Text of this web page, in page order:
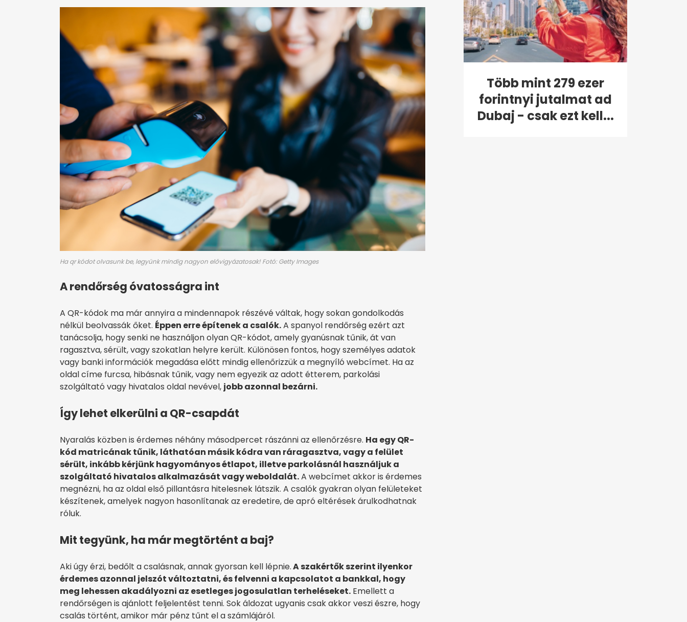
Ha qr kódot olvasunk be, legyünk mindig nagyon elővigyázatosak! Fotó: Getty Images
A rendőrség óvatosságra int
A QR-kódok ma már annyira a mindennapok részévé váltak, hogy sokan gondolkodás
nélkül beolvassák őket. Éppen erre építenek a csalók.A spanyol rendőrség ezért azt
tanácsolja, hogy senki ne használjon olyan QR-kódot, amely gyanúsnak tűnik, át van
ragasztva, sérült, vagy szokatlan helyre került. Különösen fontos, hogy személyes adatok
vagy banki információk megadása előtt mindig ellenőrizzük a megnyíló webcímet. Ha az
oldal címe furcsa, hibásnak tűnik, vagy nem egyezik az adott étterem, parkolási
szolgáltató vagy hivatalos oldal nevével, jobb azonnal bezárni.
Így lehet elkerülni a QR-csapdát
Nyaralás közben is érdemes néhány másodpercet rászánni az ellenőrzésre. Ha egy QR-
kód matricának tűnik, láthatóan másik kódra van ráragasztva, vagy a felület
sérült, inkább kérjünk hagyományos étlapot, illetve parkolásnál használjuk a
szolgáltató hivatalos alkalmazását vagy weboldalát.A webcímet akkor is érdemes
megnézni, ha az oldal első pillantásra hitelesnek látszik. A csalók gyakran olyan felületeket
készítenek, amelyek nagyon hasonlítanak az eredetire, de apró eltérések árulkodhatnak
róluk.
Mit tegyünk, ha már megtörtént a baj?
Aki úgy érzi, bedőlt a csalásnak, annak gyorsan kell lépnie.A szakértők szerint ilyenkor
érdemes azonnal jelszót változtatni, és felvenni a kapcsolatot a bankkal, hogy
meg lehessen akadályozni az esetleges jogosulatlan terheléseket. Emellett a
rendőrségen is ajánlott feljelentést tenni. Sok áldozat ugyanis csak akkor veszi észre, hogy
csalás történt, amikor már pénz tűnt el a számlájáról.
Több mint 279 ezer
forintnyi jutalmat ad
Dubaj - csak ezt kell...